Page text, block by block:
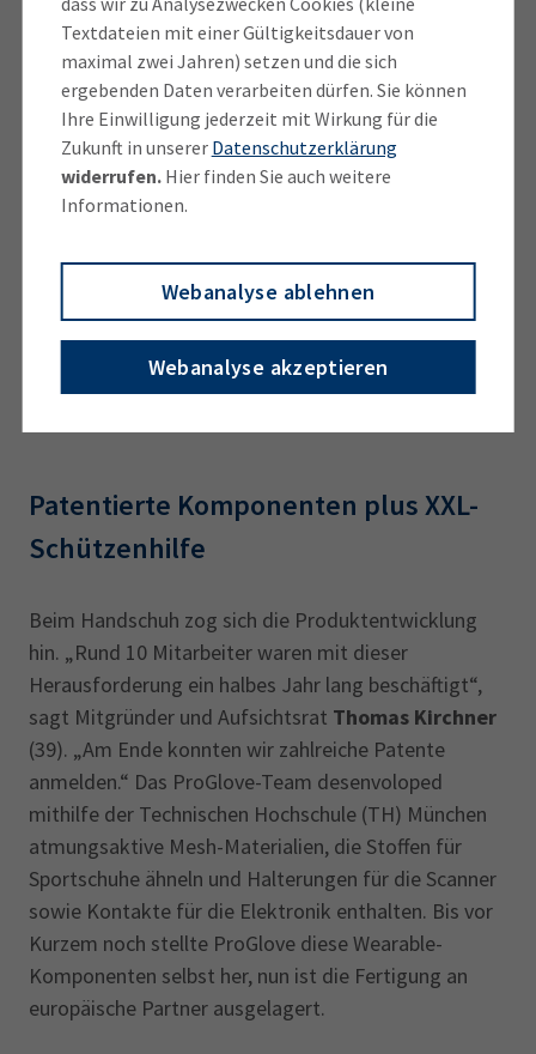
Textdateien mit einer Gültigkeitsdauer von
maximal zwei Jahren) setzen und die sich
ergebenden Daten verarbeiten dürfen. Sie können
Ihre Einwilligung jederzeit mit Wirkung für die
Zukunft in unserer Datenschutzerklärung
widerrufen.Hier finden Sie auch weitere
Informationen.
Webanalyse ablehnen
Webanalyse akzeptieren
Dollar (1,9 Millionen Euro). Für den Scanner konnten
die ProGlove-Gründer auf bewährte Technologien für
das Erfassen von Barcodes zurückgreifen und
ergänzten diese mit besonderen produkttechnischen
und ergonomischen Vorgaben. Die Geräte mussten
auch Standort, Batteriestatus, Verfügbarkeit und
weitere Daten erfassen und kommunizieren.
Die Produktion übernahm zunächst das Seefelder
Elektronikunternehmen TQ-Systems GmbH. Als
Folge der starken Nachfrage liegt die MDE-
Produktion mittlerweile beim ungarischen
Patentierte Komponenten plus XXL-
Schützenhilfe
Beim Handschuh zog sich die Produktentwicklung
hin. „Rund 10 Mitarbeiter waren mit dieser
Herausforderung ein halbes Jahr lang beschäftigt“,
sagt Mitgründer und Aufsichtsrat Thomas Kirchner
(39). „Am Ende konnten wir zahlreiche Patente
anmelden.“ Das ProGlove-Team desenvoloped
mithilfe der Technischen Hochschule (TH) München
atmungsaktive Mesh-Materialien, die Stoffen für
Sportschuhe ähneln und Halterungen für die Scanner
sowie Kontakte für die Elektronik enthalten. Bis vor
Kurzem noch stellte ProGlove diese Wearable-
Komponenten selbst her, nun ist die Fertigung an
europäische Partner ausgelagert.